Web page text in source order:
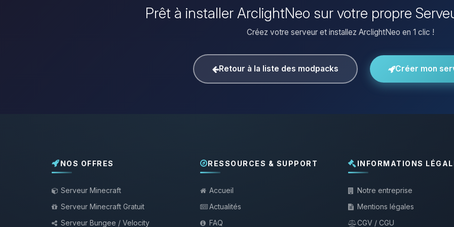
Prêt à installer ArclightNeo sur votre propre
Créez votre serveur et installez ArclightNeo en 1 clic !
Retour à la liste des modpacks Créer mon
NOS OFFRES
Serveur Minecraft
Serveur Minecraft Gratuit
Serveur Bungee / Velocity
RESSOURCES & SUPPORT
Accueil
Actualités
FAQ
INFORMATIONS
Notre entreprise
Mentions légales
CGV / CGU